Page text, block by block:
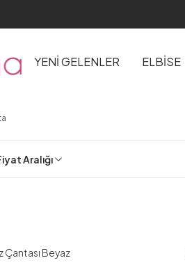
YENİ GELENLER ELBİSE
Aralığı
Çantası Beyaz